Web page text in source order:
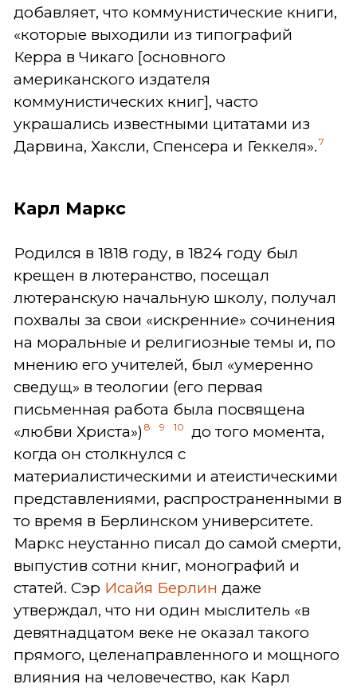
добавляет, что коммунистические книги,
«которые выходили из типографий
Керра в Чикаго [основного
американского издателя
коммунистических книг], часто
украшались известными цитатами из
Дарвина, Хаксли, Спенсера и Геккеля». 7
Карл Маркс
Родился в 1818 году, в 1824 году был
крещен в лютеранство, посещал
лютеранскую начальную школу, получал
похвалы за свои «искренние» сочинения
на моральные и религиозные темы и, по
мнению его учителей, был «умеренно
сведущ» в теологии (его первая
письменная работа была посвящена
«любви Христа») 8 9 10
до того момента,
когда он столкнулся с
материалистическими и атеистическими
представлениями, распространенными в
то время в Берлинском университете.
Маркс неустанно писал до самой смерти,
выпустив сотни книг, монографий и
статей. Сэр Исайя Берлин даже
утверждал, что ни один мыслитель «в
девятнадцатом веке не оказал такого
прямого, целенаправленного и мощного
влияния на человечество, как Карл